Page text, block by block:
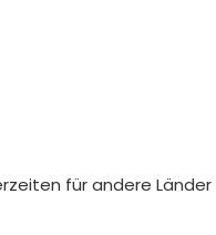
für andere